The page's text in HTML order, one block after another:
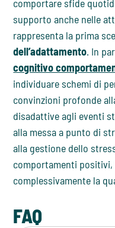
comportare sfide
supporto anche nelle
rappresenta la prima
dell’adattamento. In
cognitivo
individuare schemi di
convinzioni profonde
disadattive agli eventi
alla messa a punto di
alla gestione dello
comportamenti
complessivamente la
FAQ